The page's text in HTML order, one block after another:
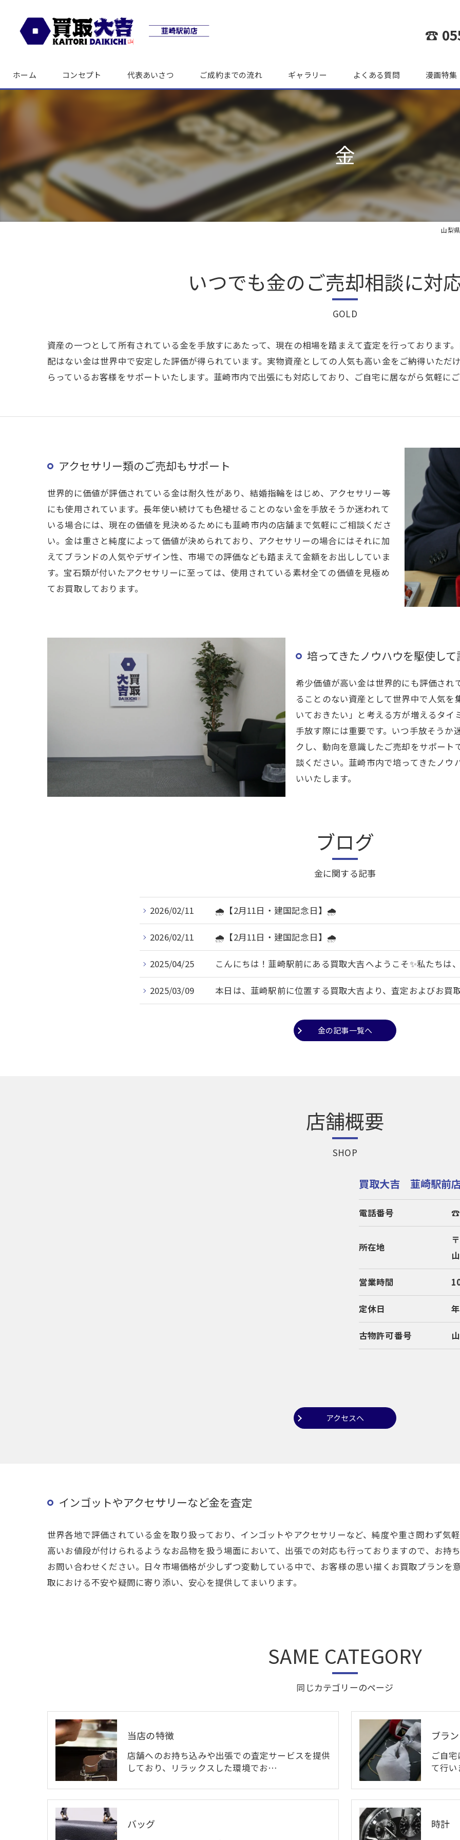
☎
ホーム コンセプト 代表あいさつ ご成約までの流れ ギャラリー よくある質問 漫画特集
金
山梨
いつでも金のご売却相談に対
GOLD
資産の一つとして所有されている金を手放すにあたって、現在の相場を踏まえて査定を行っております
配はない金は世界中で安定した評価が得られています。実物資産としての人気も高い金をご納得いただ
らっているお客様をサポートいたします。韮崎市内で出張にも対応しており、ご自宅に居ながら気軽に
アクセサリー類のご売却もサポート
世界的に価値が評価されている金は耐久性があり、結婚指輪をはじめ、アクセサリー等
にも使用されています。長年使い続けても色褪せることのない金を手放そうか迷われて
いる場合には、現在の価値を見決めるためにも韮崎市内の店舗まで気軽にご相談くださ
い。金は重さと純度によって価値が決められており、アクセサリーの場合にはそれに加
えてブランドの人気やデザイン性、市場での評価なども踏まえて金額をお出ししていま
す。宝石類が付いたアクセサリーに至っては、使用されている素材全ての価値を見極め
てお買取しております。
培ってきたノウハウを駆使して
希少価値が高い金は世界的にも評価さ
ることのない資産として世界中で人気
いておきたい」と考える方が増えるタ
手放す際には重要です。いつ手放そうか
クし、動向を意識したご売却をサポー
談ください。韮崎市内で培ってきたノ
いいたします。
ブログ
金に関する記事
2026/02/11 🌧️【2月11日・建国記念日】🌧️
2026/02/11 🌧️【2月11日・建国記念日】🌧️
2025/04/25 こんにちは！韮崎駅前にある買取大吉へようこそ✨私たちは
2025/03/09 本日は、韮崎駅前に位置する買取大吉より、査定およびお買
金の記事一覧へ
店舗概要
SHOP
買取大吉 韮崎駅前
電話番号 ☎
所在地
営業時間
定休日
古物許可番号
アクセスへ
インゴットやアクセサリーなど金を査定
世界各地で評価されている金を取り扱っており、インゴットやアクセサリーなど、純度や重さ問わず気
高いお値段が付けられるようなお品物を扱う場面において、出張での対応も行っておりますので、お持
お問い合わせください。日々市場価格が少しずつ変動している中で、お客様の思い描くお買取プランを
取における不安や疑問に寄り添い、安心を提供してまいります。
同じカテゴリーのページ
SAME CATEGORY
当店の特徴
店舗へのお持ち込みや出張での査定サービスを提供
しており、リラックスした環境でお…
ブラ
ご自
て行
バッグ 時計